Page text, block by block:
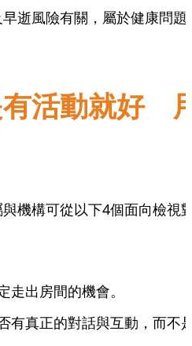
逝風險有關，屬於健康問題
有活動就好
機構可從以下4個面向檢視
走出房間的機會。
有真正的對話與互動，而不